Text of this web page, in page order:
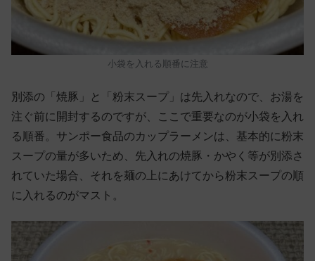
小袋を入れる順番に注意
別添の「焼豚」と「粉末スープ」は先入れなので、お湯を
注ぐ前に開封するのですが、ここで重要なのが小袋を入れ
る順番。サンポー食品のカップラーメンは、基本的に粉末
スープの量が多いため、先入れの焼豚・かやく等が別添さ
れていた場合、それを麺の上にあけてから粉末スープの順
に入れるのがマスト。